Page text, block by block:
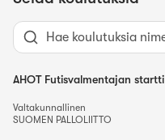
AHOT Futisvalmentajan startti
Valtakunnallinen
SUOMEN PALLOLIITTO